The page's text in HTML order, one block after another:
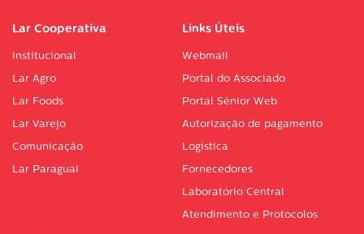
Lar Cooperativa
Institucional
Lar Agro
Lar Foods
Lar Varejo
Comunicação
Lar Paraguai
Links Úteis
Webmail
Portal do Associado
Portal Sénior Web
Autorização de pagamento
Logística
Fornecedores
Laboratório Central
Atendimento e Protocolos